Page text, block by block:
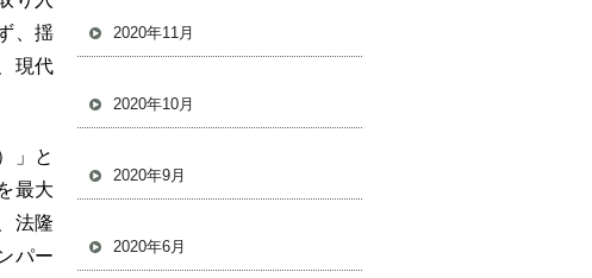
、揺
現代
」と
最大
法隆
パー
2020年11月
2020年10月
2020年9月
2020年6月